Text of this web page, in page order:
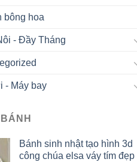
bông hoa
- Đầy Tháng
- Máy bay
Bánh sinh nhật tạo hình 3d
công chúa elsa váy tím đẹp